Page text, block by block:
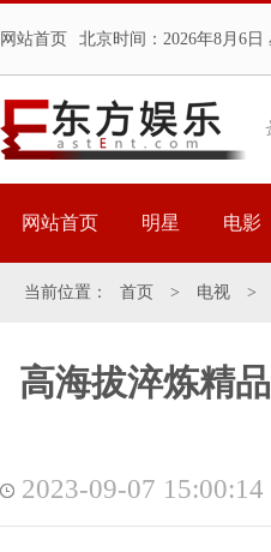
网站首页 北京时间： 2026年8月6日
网站首页 明星 电影
当前位置： 首页 > 电视 >
高海拔淬炼精
2023-09-07